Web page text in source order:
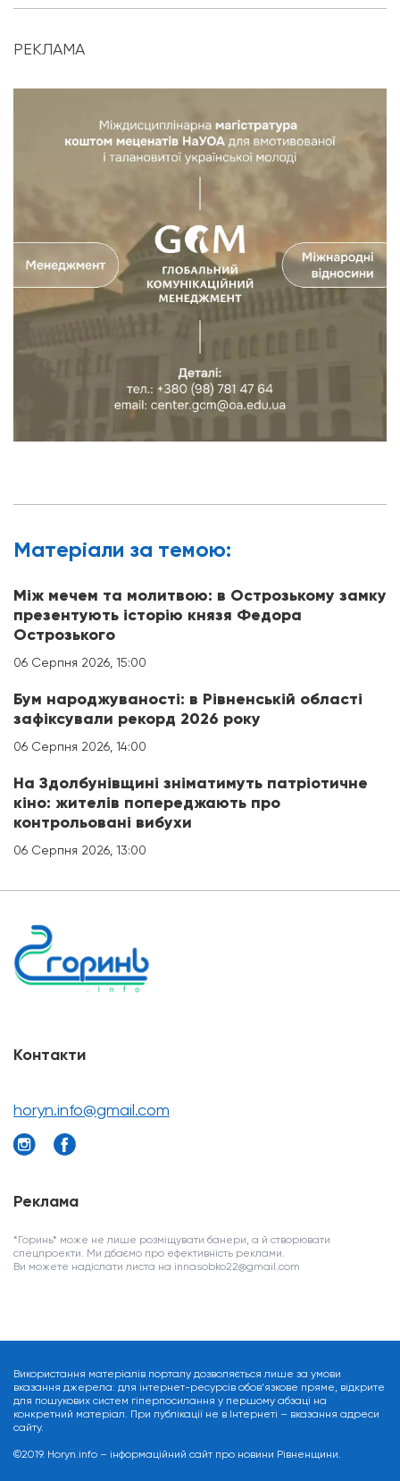
РЕКЛАМА
Матерiали за темою:
Між мечем та молитвою: в Острозькому замку
презентують історію князя Федора
Острозького
06 Серпня 2026, 15:00
Бум народжуваності: в Рівненській області
зафіксували рекорд 2026 року
06 Серпня 2026, 14:00
На Здолбунівщині зніматимуть патріотичне
кіно: жителів попереджають про
контрольовані вибухи
06 Серпня 2026, 13:00
Контакти
horyn.info@gmail.com
Реклама
*Горинь* може не лише розміщувати банери, а й створювати
спецпроекти. Ми дбаємо про ефективність реклами.
Ви можете надіслати листа на innasobko22@gmail.com
Використання матеріалів порталу дозволяється лише за умови
вказання джерела: для інтернет-ресурсів обов’язкове пряме, відкрите
для пошукових систем гіперпосилання у першому абзаці на
конкретний матеріал. При публікації не в Інтернеті – вказання адреси
сайту.
©2019. Horyn.info – інформаційний сайт про новини Рівненщини.